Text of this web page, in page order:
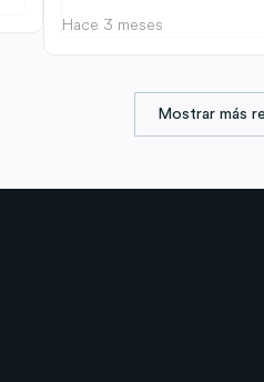
Hace 3 meses
Mostrar más